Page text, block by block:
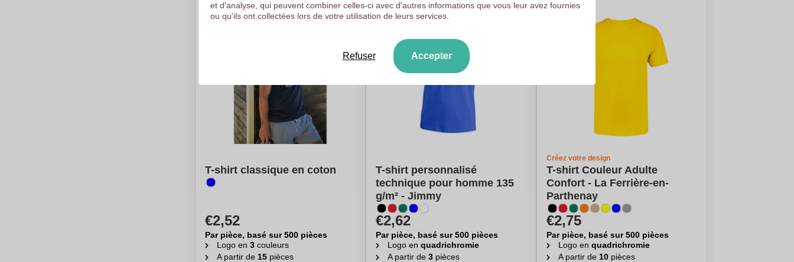
T-shirt classique en coton
€2,52
Par pièce, basé sur 500 pièces
Logo en 3 couleurs
A partir de 15 pièces
T-shirt personnalisé
technique pour homme 135
g/m² - Jimmy
€2,62
Par pièce, basé sur 500 pièces
Logo en quadrichromie
A partir de 3pièces
Créez votre design
T-shirt Couleur Adulte
Confort - La Ferrière-en-
Parthenay
€2,75
Par pièce, basé sur 500 pièces
Logo en quadrichromie
A partir de 10pièces
et d'analyse, qui peuvent combiner celles-ci avec d'autres informations que vous leur avez fournies
ou qu'ils ont collectées lors de votre utilisation de leurs services.
Refuser Accepter